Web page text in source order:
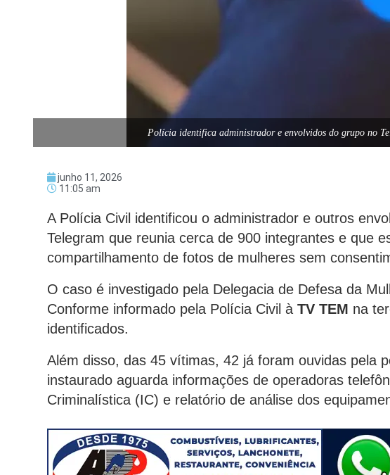
Polícia identifica administrador e envolvidos do grupo no
junho 11, 2026
11:05 am
A Polícia Civil identificou o administrador e outros
Telegram que reunia cerca de 900 integrantes e que
compartilhamento de fotos de mulheres sem
O caso é investigado pela Delegacia de Defesa da
Conforme informado pela Polícia Civil à TV TEM na
identificados.
Além disso, das 45 vítimas, 42 já foram ouvidas pela
instaurado aguarda informações de operadoras
Criminalística (IC) e relatório de análise dos